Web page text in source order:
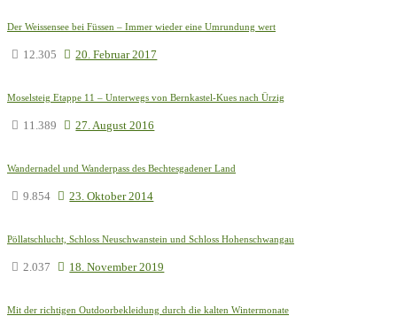
Der Weissensee bei Füssen – Immer wieder eine Umrundung wert
12.305 20. Februar 2017
Moselsteig Etappe 11 – Unterwegs von Bernkastel-Kues nach Ürzig
11.389 27. August 2016
Wandernadel und Wanderpass des Bechtesgadener Land
9.854 23. Oktober 2014
Pöllatschlucht, Schloss Neuschwanstein und Schloss Hohenschwangau
2.037 18. November 2019
Mit der richtigen Outdoorbekleidung durch die kalten Wintermonate